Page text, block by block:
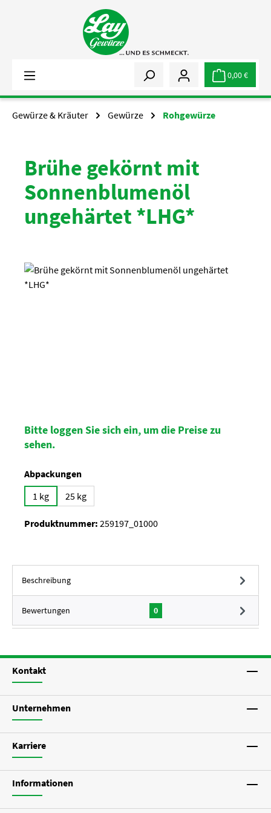
Zum Hauptinhalt springen
0,00 €
Gewürze & Kräuter Gewürze Rohgewürze
Brühe gekörnt mit
Sonnenblumenöl
ungehärtet *LHG*
Bildergalerie überspringen
Bitte loggen Sie sich ein, um die Preise zu
sehen.
Abpackungenauswählen
1 kg
25 kg
Produktnummer: 259197_01000
Beschreibung
Bewertungen 0
Kontakt
Unternehmen
Karriere
Informationen